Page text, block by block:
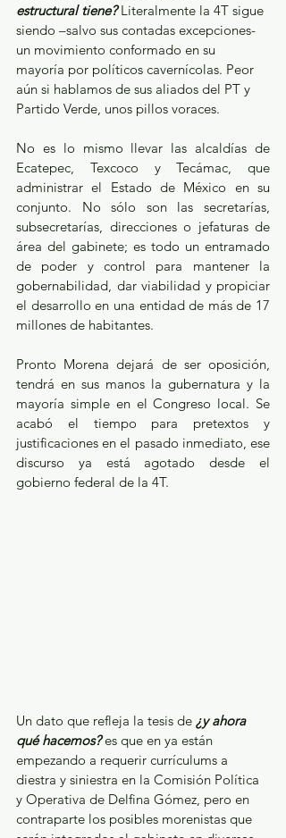
estructural tiene? Literalmente la 4T sigue
siendo –salvo sus contadas excepciones-
un movimiento conformado en su
mayoría por políticos cavernícolas. Peor
aún si hablamos de sus aliados del PT y
Partido Verde, unos pillos voraces.
No es lo mismo llevar las alcaldías de
Ecatepec, Texcoco y Tecámac, que
administrar el Estado de México en su
conjunto. No sólo son las secretarías,
subsecretarías, direcciones o jefaturas de
área del gabinete; es todo un entramado
de poder y control para mantener la
gobernabilidad, dar viabilidad y propiciar
el desarrollo en una entidad de más de 17
millones de habitantes.
Pronto Morena dejará de ser oposición,
tendrá en sus manos la gubernatura y la
mayoría simple en el Congreso local. Se
acabó el tiempo para pretextos y
justificaciones en el pasado inmediato, ese
discurso ya está agotado desde el
gobierno federal de la 4T.
Un dato que refleja la tesis de ¿y ahora
qué hacemos? es que en ya están
empezando a requerir currículums a
diestra y siniestra en la Comisión Política
y Operativa de Delfina Gómez, pero en
contraparte los posibles morenistas que